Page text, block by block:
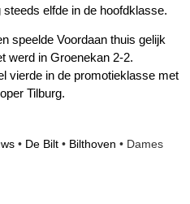
elfde in de hoofdklasse.
speelde Voordaan thuis gelijk
werd in Groenekan 2-2.
vierde in de promotieklasse met
Tilburg.
• De Bilt • Bilthoven • Dames